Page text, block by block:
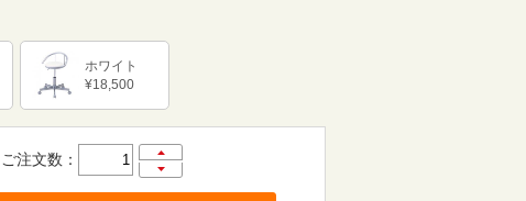
ホワイト
¥18,500
ご注文数：